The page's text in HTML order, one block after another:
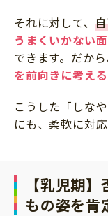
それに対して、
うまくいかない
できます。だか
を前向きに考える
こうした「しな
にも、柔軟に対
【乳児期
もの姿を肯